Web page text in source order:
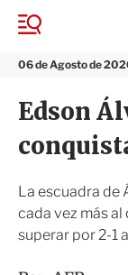
M
n
06 de Agosto de
Edson
La escuadra de
cada vez más
superar por 2-1